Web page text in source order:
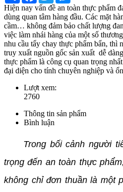
Hiện nay vấn đề an toàn thực phẩm
dùng quan tâm hàng đầu. Các mặt
cầm… không đảm bảo chất lượng
việc làm nhái hàng của một số
nhu cầu tẩy chay thực phẩm bẩn, thì
truy xuất nguồn gốc sản xuất dễ
thực phẩm là công cụ quan trọng
đại diện cho tính chuyên nghiệp và
Lượt xem:
2760
Thông tin sản phẩm
Bình luận
Trong bối cảnh người
trọng đến an toàn thực phẩm,
không chỉ đơn thuần là một